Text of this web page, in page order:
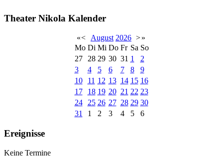
Theater Nikola Kalender
«< August 2026 >»
Mo Di Mi Do Fr Sa So
27
28 29 30 31 1
2
3
4 5 6 7 8
9
10
11 12 13 14 15 16
17
18 19 20 21 22 23
24
25 26 27 28 29 30
31
1 2 3 4 5 6
Ereignisse
Keine Termine